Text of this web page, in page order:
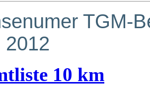
TGM-
2012
10 km